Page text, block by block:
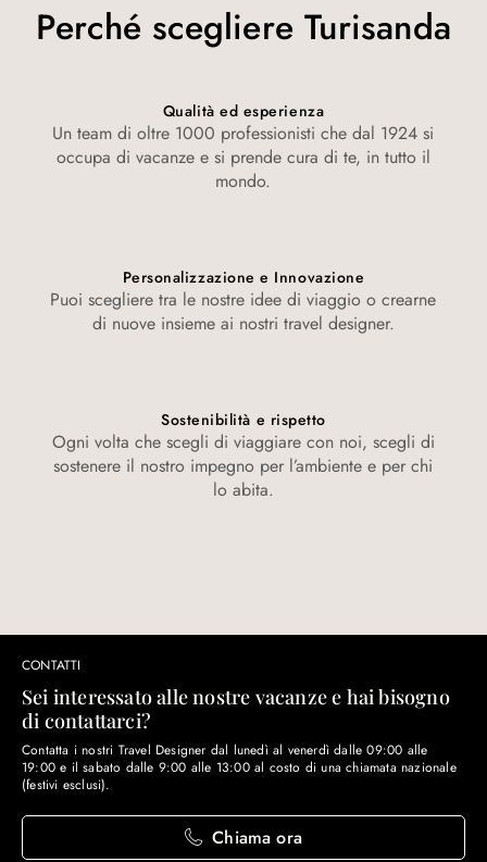
Perché scegliere Turisanda
Qualità ed esperienza
Un team di oltre 1000 professionisti che dal 1924 si
occupa di vacanze e si prende cura di te, in tutto il
mondo.
Personalizzazione e Innovazione
Puoi scegliere tra le nostre idee di viaggio o crearne
di nuove insieme ai nostri travel designer.
Sostenibilità e rispetto
Ogni volta che scegli di viaggiare con noi, scegli di
sostenere il nostro impegno per l’ambiente e per chi
lo abita.
CONTATTI
Sei interessato alle nostre vacanze e hai bisogno
di contattarci?
Contatta i nostri Travel Designer dal lunedì al venerdì dalle 09:00 alle
19:00 e il sabato dalle 9:00 alle 13:00 al costo di una chiamata nazionale
(festivi esclusi).
Chiama ora